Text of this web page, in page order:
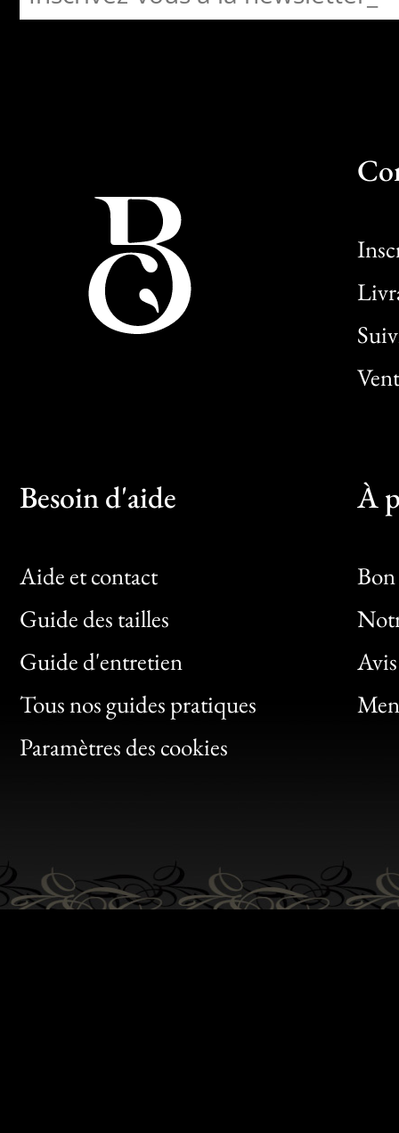
Besoin d'aide
Aide et contact
Guide des tailles
Guide d'entretien
Tous nos guides pratiques
Paramètres des cookies
À
Bon
Clic